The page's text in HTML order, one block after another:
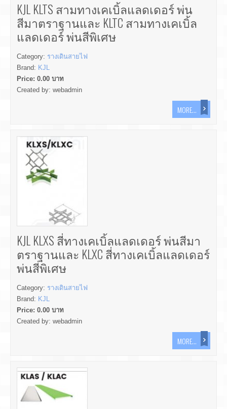
KJL KLTS สามทางเคเบิ้ลแลดเดอร์ พ่น
สีมาตราฐานและ KLTC สามทางเคเบิ้ล
แลดเดอร์ พ่นสีพิเศษ
Category: รางเดินสายไฟ
Brand: KJL
Price: 0.00 บาท
Created by: webadmin
MORE...
KJL KLXS สี่ทางเคเบิ้ลแลดเดอร์ พ่นสีมา
ตราฐานและ KLXC สี่ทางเคเบิ้ลแลดเดอร์
พ่นสีพิเศษ
Category: รางเดินสายไฟ
Brand: KJL
Price: 0.00 บาท
Created by: webadmin
MORE...